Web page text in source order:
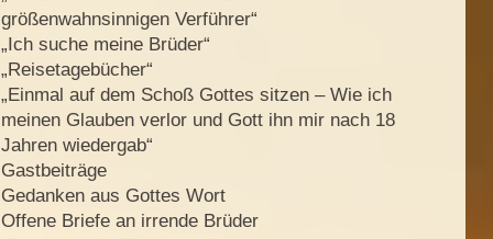
größenwahnsinnigen Verführer“
„Ich suche meine Brüder“
„Reisetagebücher“
„Einmal auf dem Schoß Gottes sitzen – Wie ich
meinen Glauben verlor und Gott ihn mir nach 18
Jahren wiedergab“
Gastbeiträge
Gedanken aus Gottes Wort
Offene Briefe an irrende Brüder